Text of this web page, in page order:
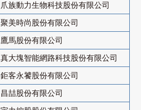
爪族動力生物科技股份有限公司
聚美時尚股份有限公司
鷹馬股份有限公司
真大塊智能網路科技股份有限公司
鉅客永饕股份有限公司
昌喆股份有限公司